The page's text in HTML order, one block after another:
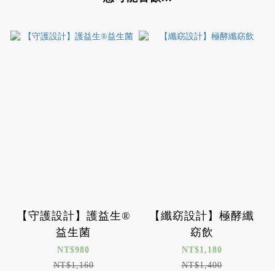
【守護設計】護益生®
益生菌
NT$980
NT$1,160
【纖窈設計】極酵纖
窈飲
NT$1,180
NT$1,400